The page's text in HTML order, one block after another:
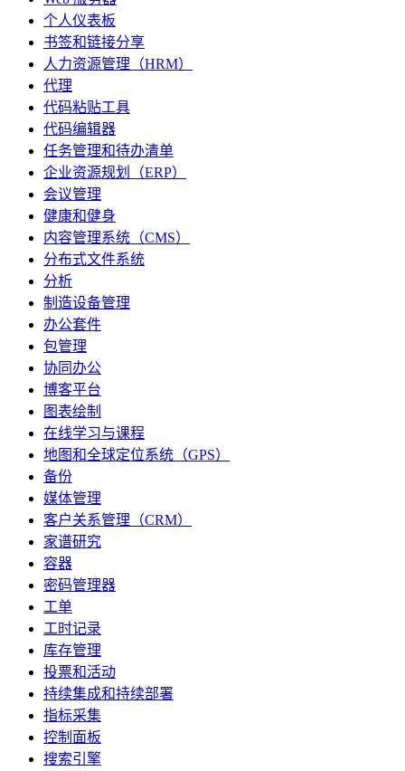
个人仪表板
书签和链接分享
人力资源管理（HRM）
代理
代码粘贴工具
代码编辑器
任务管理和待办清单
企业资源规划（ERP）
会议管理
健康和健身
内容管理系统（CMS）
分布式文件系统
分析
制造设备管理
办公套件
包管理
协同办公
博客平台
图表绘制
在线学习与课程
地图和全球定位系统（GPS）
备份
媒体管理
客户关系管理（CRM）
家谱研究
容器
密码管理器
工单
工时记录
库存管理
投票和活动
持续集成和持续部署
指标采集
控制面板
搜索引擎